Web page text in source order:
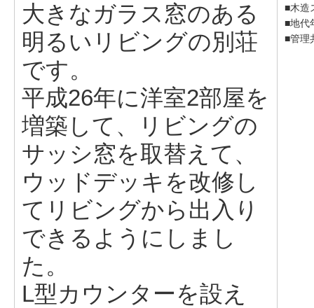
大きなガラス窓のある
明るいリビングの別荘
です。
平成26年に洋室2部屋を
増築して、リビングの
サッシ窓を取替えて、
ウッドデッキを改修し
てリビングから出入り
できるようにしまし
た。
L型カウンターを設え
■木造
■地代
■管理